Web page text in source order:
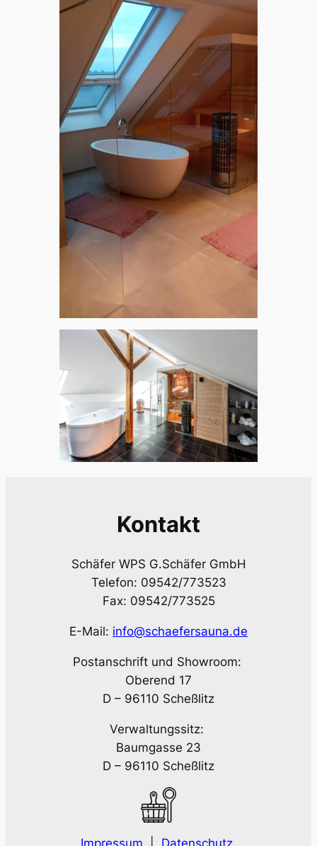
Kontakt
Schäfer WPS G.Schäfer GmbH
Telefon: 09542/773523
Fax: 09542/773525
E-Mail: info@schaefersauna.de
Postanschrift und Showroom:
Oberend 17
D – 96110 Scheßlitz
Verwaltungssitz:
Baumgasse 23
D – 96110 Scheßlitz